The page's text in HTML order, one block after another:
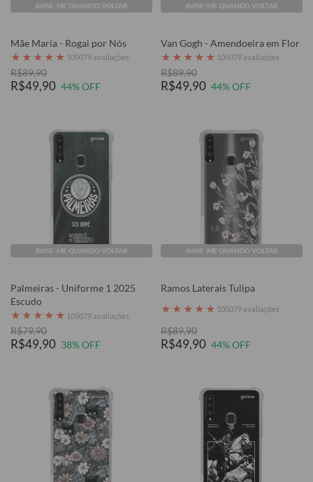
AVISE-ME QUANDO VOLTAR
Mãe Maria - Rogai por Nós
★ ★ ★ ★ ★ 105079 avaliações
R$89,90
R$49,90 44% OFF
AVISE-ME QUANDO VOLTAR
Van Gogh - Amendoeira em Flor
★ ★ ★ ★ ★ 105079 avaliações
R$89,90
R$49,90 44% OFF
AVISE-ME QUANDO VOLTAR
Palmeiras - Uniforme 1 2025
Escudo
★ ★ ★ ★ ★ 105079 avaliações
R$79,90
R$49,90 38% OFF
AVISE-ME QUANDO VOLTAR
Ramos Laterais Tulipa
★ ★ ★ ★ ★ 105079 avaliações
R$89,90
R$49,90 44% OFF